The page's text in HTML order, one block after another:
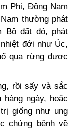
Phi, Đông Nam
thường phát
Bộ đất đỏ, phát
đới như Úc,
qua rừng được
rồi sấy và sắc
ngày, hoặc
giống như ung
chứng bệnh về